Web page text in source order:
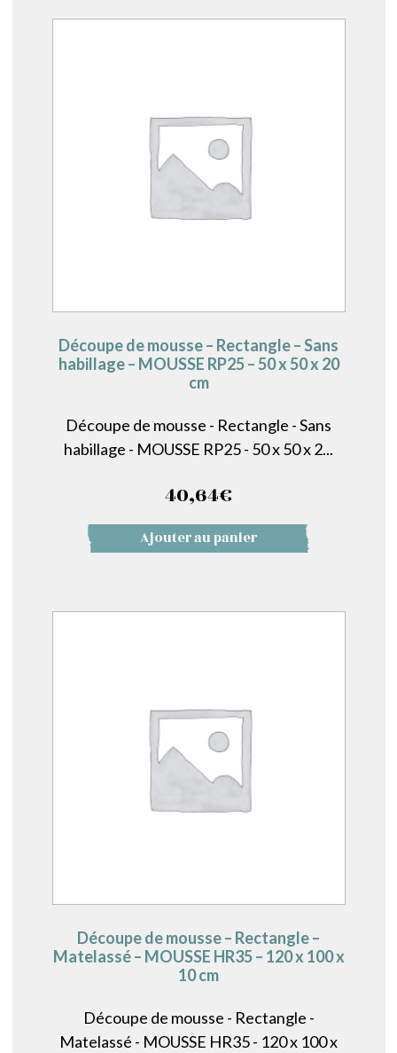
Découpe de mousse – Rectangle – Sans
habillage – MOUSSE RP25 – 50 x 50 x 20
cm
Découpe de mousse - Rectangle - Sans
habillage - MOUSSE RP25 - 50 x 50 x 2...
40,64€
Ajouter au panier
Découpe de mousse – Rectangle –
Matelassé – MOUSSE HR35 – 120 x 100 x
10 cm
Découpe de mousse - Rectangle -
Matelassé - MOUSSE HR35 - 120 x 100 x